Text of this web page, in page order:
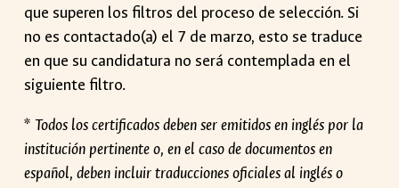
que superen los filtros del proceso de selección. Si
no es contactado(a) el 7 de marzo, esto se traduce
en que su candidatura no será contemplada en el
siguiente filtro.
*Todos los certificados deben ser emitidos en inglés por la
institución pertinente o, en el caso de documentos en
español, deben incluir traducciones oficiales al inglés o